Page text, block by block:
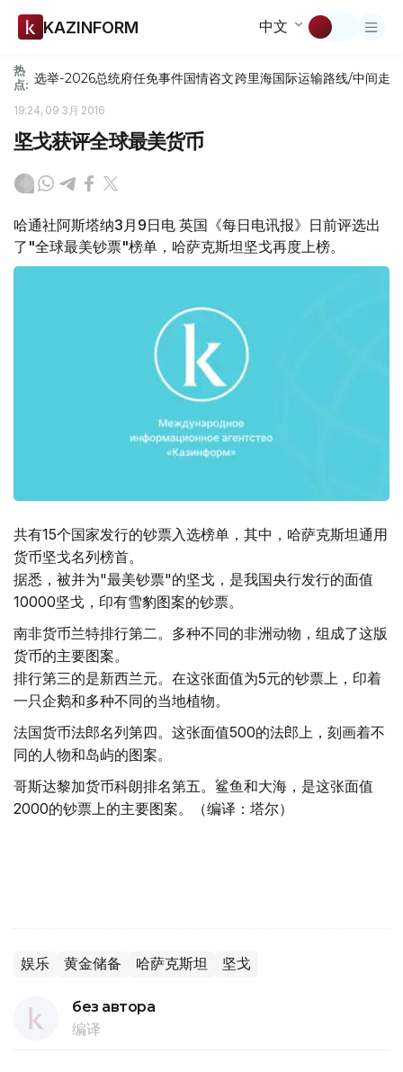
KAZINFORM 中文
热
点: 选举-2026总统府任免事件国情咨文跨里海国际运输路线/中间走廊
19:24, 09 3月 2016
坚戈获评全球最美货币
哈通社阿斯塔纳3月9日电 英国《每日电讯报》日前评选出
了"全球最美钞票"榜单，哈萨克斯坦坚戈再度上榜。
共有15个国家发行的钞票入选榜单，其中，哈萨克斯坦通用
货币坚戈名列榜首。
据悉，被并为"最美钞票"的坚戈，是我国央行发行的面值
10000坚戈，印有雪豹图案的钞票。
南非货币兰特排行第二。多种不同的非洲动物，组成了这版
货币的主要图案。
排行第三的是新西兰元。在这张面值为5元的钞票上，印着
一只企鹅和多种不同的当地植物。
法国货币法郎名列第四。这张面值500的法郎上，刻画着不
同的人物和岛屿的图案。
哥斯达黎加货币科朗排名第五。鲨鱼和大海，是这张面值
2000的钞票上的主要图案。（编译：塔尔）
娱乐 黄金储备 哈萨克斯坦 坚戈
без автора
编译